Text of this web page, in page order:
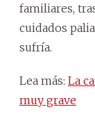
familiares,
cuidados
sufría.
Lea más: La
muy grave